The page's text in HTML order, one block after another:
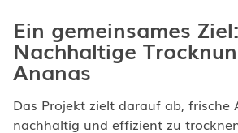
Ein gemeinsames Ziel:
Nachhaltige
Ananas
Das Projekt zielt darauf ab, frische
nachhaltig und effizient zu